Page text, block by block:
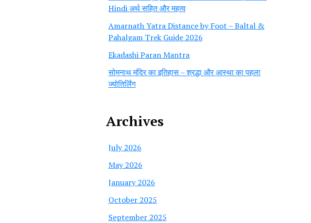
Hindi अर्थ सहित और महत्व
Amarnath Yatra Distance by Foot – Baltal &
Pahalgam Trek Guide 2026
Ekadashi Paran Mantra
सोमनाथ मंदिर का इतिहास – श्रद्धा और आस्था का पहला
ज्योतिर्लिंग
Archives
July 2026
May 2026
January 2026
October 2025
September 2025